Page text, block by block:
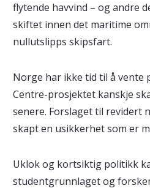
flytende havvind – og andre
skiftet innen det maritime
nullutslipps skipsfart.
Norge har ikke tid til å vente
Centre-prosjektet kanskje
senere. Forslaget til revidert
skapt en usikkerhet som er
Uklok og kortsiktig politikk
studentgrunnlaget og